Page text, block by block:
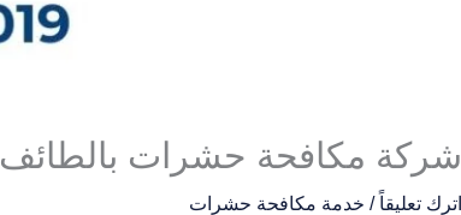
شركة مكافحة حشرات بالطائف 0500342019
اترك تعليقاً / خدمة مكافحة حشرات